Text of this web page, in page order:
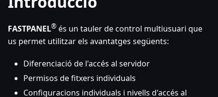
FASTPANEL® és un tauler de control multiusuari que
us permet utilitzar els avantatges següents:
Diferenciació de l'accés al servidor
Permisos de fitxers individuals
Configuracions individuals i nivells d'accés al